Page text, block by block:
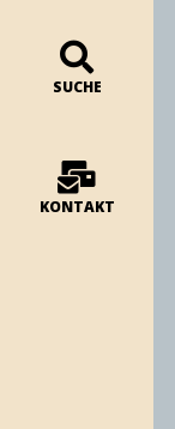
SUCHE
KONTAKT